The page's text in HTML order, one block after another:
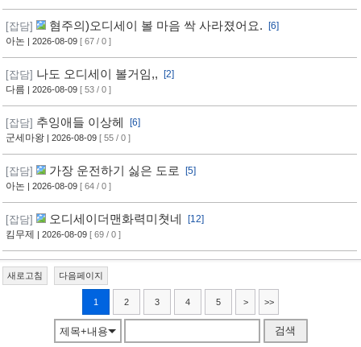
[잡담] 혐주의)오디세이 볼 마음 싹 사라졌어요.
[6]
아논 | 2026-08-09 [ 67 / 0 ]
[잡담] 나도 오디세이 볼거임,,
[2]
다름 | 2026-08-09 [ 53 / 0 ]
[잡담] 추잉애들 이상헤
[6]
군세마왕 | 2026-08-09 [ 55 / 0 ]
[잡담] 가장 운전하기 싫은 도로
[5]
아논 | 2026-08-09 [ 64 / 0 ]
[잡담] 오디세이더맨화력미쳣네
[12]
킴무제
| 2026-08-09 [ 69 / 0 ]
새로고침 다음페이지
1 2 3 4 5 > >>
제목+내용 검색